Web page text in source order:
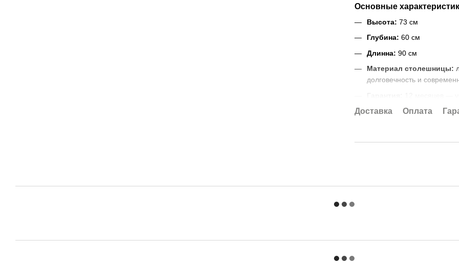
Основные
Высота: 73 см
Глубина: 60 см
Длинна: 90 см
Материал столешницы:
долговечность и
Выбирайте комфорт и
- при отгрузке
обматывается в стретч-
Доставка Оплата